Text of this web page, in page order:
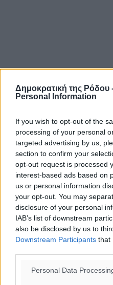
Δημοκρατική της Ρόδου
Personal Information
If you wish to opt-out of the
processing of your personal
targeted advertising by us,
section to confirm your
opt-out request is processed
interest-based ads based on
us or personal information
your opt-out. You may
disclosure of your personal
IAB’s list of downstream
also be disclosed by us to
Downstream Participants that
Personal Data